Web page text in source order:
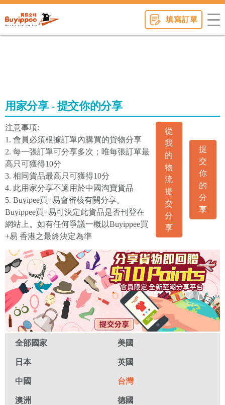
填寫訂單
用家分享 - 提交你的分享
注意事項:
1. 會員必須根據訂單內購買的貨物分享
2. 每一張訂單可分享多次；唯每張訂單最
高只可獲得10分
3. 相同貨品最高只可獲得10分
4. 此用家分享不適用於中國淘寶貨品
5. Buyipee買+易會審核有關分享。
Buyippee買+易可決定此貨品是否刊登在
網站上。如有任何爭議一概以Buyippee買
+易 香港之最終決定為準
從
我
的
物
流
提
交
分
享
提
交
你
的
分
享
全部國家 美國
日本 英國
中國 台灣
澳洲 德國